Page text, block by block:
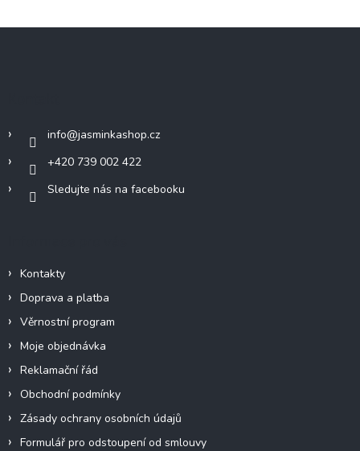
info@jasminkashop.cz
+420 739 002 422
Sledujte nás na facebooku
Kontakty
Doprava a platba
Věrnostní program
Moje objednávka
Reklamační řád
Obchodní podmínky
Zásady ochrany osobních údajů
Formulář pro odstoupení od smlouvy